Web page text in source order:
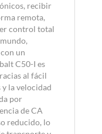
recibir
remota,
control total
un
C50-I es
al fácil
y la velocidad
por
de CA
reducido, lo